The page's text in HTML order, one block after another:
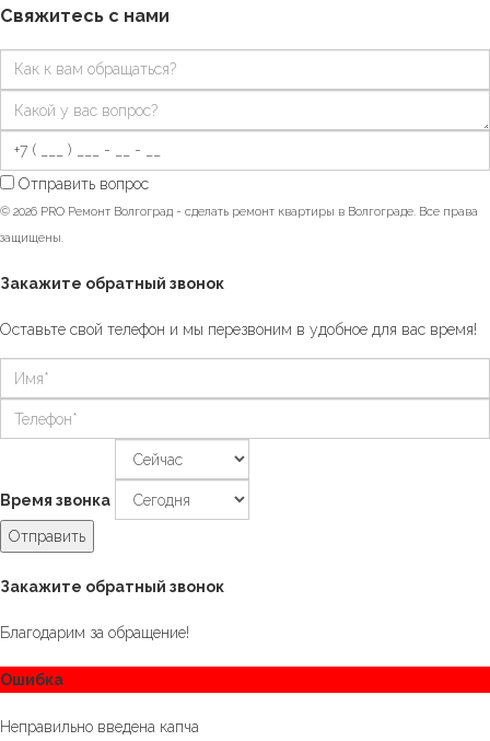
Свяжитесь с нами
Отправить вопрос
© 2026 PRO Ремонт Волгоград - сделать ремонт квартиры в Волгограде. Все права
защищены.
Закажите обратный звонок
Оставьте свой телефон и мы перезвоним в удобное для вас время!
Время звонка
Отправить
Закажите обратный звонок
Благодарим за обращение!
Ошибка
Неправильно введена капча